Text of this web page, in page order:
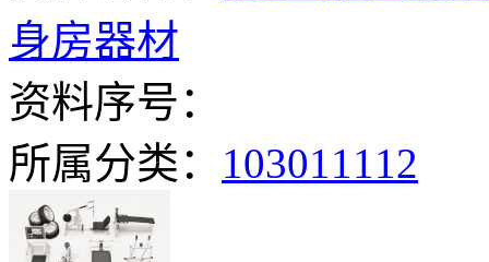
身房器材
资料序号：
所属分类： 103011112